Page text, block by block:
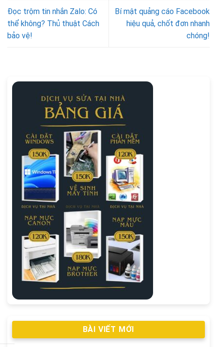
Đọc trộm tin nhắn Zalo: Có
thể không? Thủ thuật Cách
bảo vệ!
Bí mật quảng cáo Facebook
hiệu quả, chốt đơn nhanh
chóng!
BÀI VIẾT MỚI